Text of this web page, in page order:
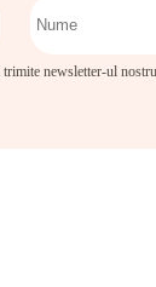
newsletter-ul